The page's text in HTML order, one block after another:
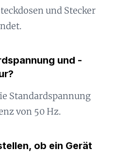
und Stecker
und -
Standardspannung
von 50 Hz.
ob ein Gerät